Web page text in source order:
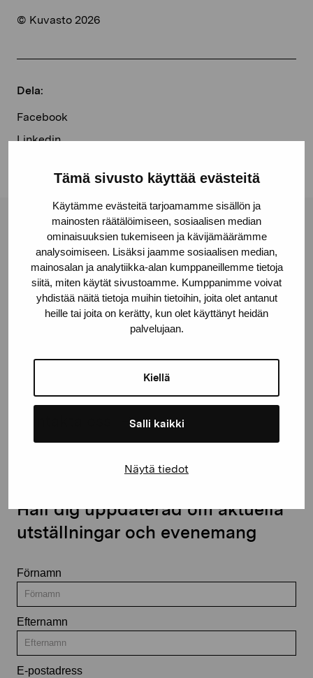
Tämä sivusto käyttää evästeitä
Käytämme evästeitä tarjoamamme sisällön ja
mainosten räätälöimiseen, sosiaalisen median
ominaisuuksien tukemiseen ja kävijämäärämme
analysoimiseen. Lisäksi jaamme sosiaalisen median,
mainosalan ja analytiikka-alan kumppaneillemme tietoja
siitä, miten käytät sivustoamme. Kumppanimme voivat
yhdistää näitä tietoja muihin tietoihin, joita olet antanut
heille tai joita on kerätty, kun olet käyttänyt heidän
palvelujaan.
Kiellä
Salli kaikki
Näytä tiedot
© Kuvasto 2026
Dela:
Facebook
Linkedin
Stiftelsen Pro Artibus
Gustav Wasas gata 11
10600 Ekenäs
proartibus@proartibus.fi
Håll dig uppdaterad om aktuella
utställningar och evenemang
Förnamn
Efternamn
E-postadress